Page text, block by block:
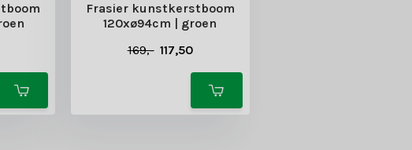
Frasier kunstkerstboom
120xø94cm | groen
169,- 117,50